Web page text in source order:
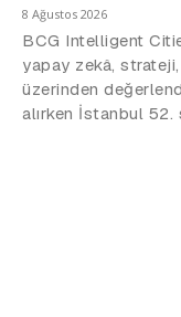
8 Ağustos 2026
BCG Intelligent
yapay zekâ, strateji,
üzerinden
alırken İstanbul 52.